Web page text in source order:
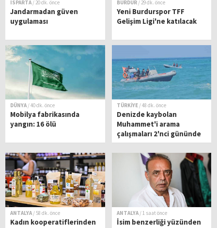
ISPARTA / 20 dk. önce
Jandarmadan güven
uygulaması
BURDUR / 29 dk. önce
Yeni Burdurspor TFF
Gelişim Ligi'ne katılacak
DÜNYA / 40 dk. önce
Mobilya fabrikasında
yangın: 16 ölü
TÜRKİYE / 48 dk. önce
Denizde kaybolan
Muhammet'i arama
çalışmaları 2'nci gününde
ANTALYA / 58 dk. önce
Kadın kooperatiflerinden
ANTALYA / 1 saat önce
İsim benzerliği yüzünden